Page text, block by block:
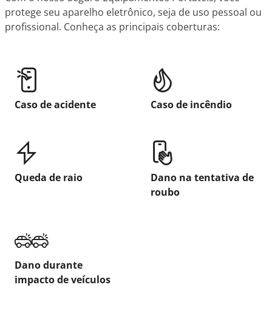
protege seu aparelho eletrônico, seja de uso pessoal ou
profissional. Conheça as principais coberturas:
Caso de acidente Caso de incêndio
Queda de raio
Dano na tentativa de
roubo
Dano durante
impacto de veículos